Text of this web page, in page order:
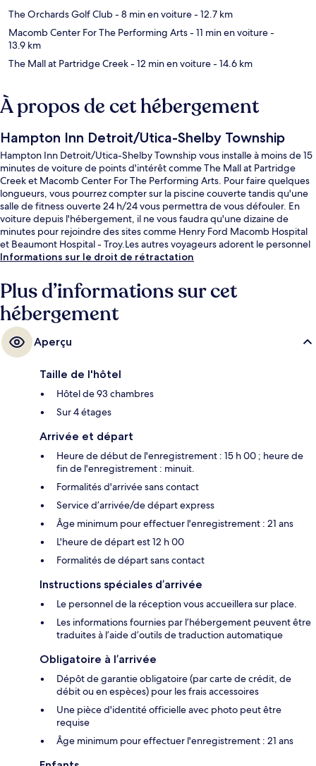
The Orchards Golf Club- 8 min en voiture- 12.7 km
Macomb Center For The Performing Arts- 11 min en voiture-
13.9 km
The Mall at Partridge Creek- 12 min en voiture- 14.6 km
À propos de cet hébergement
Hampton Inn Detroit/Utica-Shelby Township
Hampton Inn Detroit/Utica-Shelby Township vous installe à moins de 15
minutes de voiture de points d'intérêt comme The Mall at Partridge
Creek et Macomb Center For The Performing Arts. Pour faire quelques
longueurs, vous pourrez compter sur la piscine couverte tandis qu'une
salle de fitness ouverte 24 h/24 vous permettra de vous défouler. En
voiture depuis l'hébergement, il ne vous faudra qu'une dizaine de
minutes pour rejoindre des sites comme Henry Ford Macomb Hospital
et Beaumont Hospital - Troy.Les autres voyageurs adorent le personnel
attentionné.
Informations sur le droit de rétractation
Plus d’informations sur cet
hébergement
Aperçu
Taille de l'hôtel
Hôtel de 93 chambres
Sur 4 étages
Arrivée et départ
Heure de début de l'enregistrement : 15 h 00 ; heure de
fin de l'enregistrement : minuit.
Formalités d'arrivée sans contact
Service d’arrivée/de départ express
Âge minimum pour effectuer l'enregistrement : 21 ans
L'heure de départ est 12 h 00
Formalités de départ sans contact
Instructions spéciales d’arrivée
Le personnel de la réception vous accueillera sur place.
Les informations fournies par l’hébergement peuvent être
traduites à l’aide d’outils de traduction automatique
Obligatoire à l’arrivée
Dépôt de garantie obligatoire (par carte de crédit, de
débit ou en espèces) pour les frais accessoires
Une pièce d'identité officielle avec photo peut être
requise
Âge minimum pour effectuer l'enregistrement : 21 ans